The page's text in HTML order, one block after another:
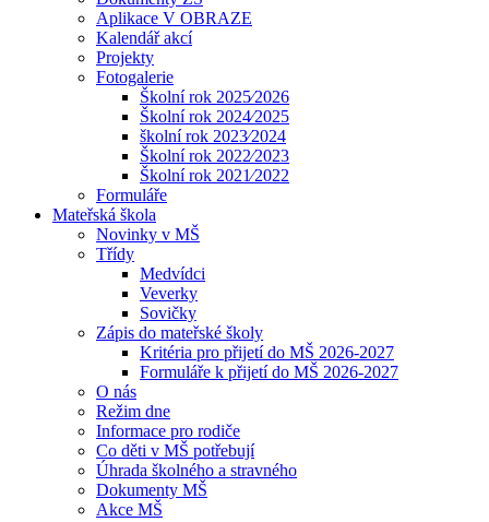
Aplikace V OBRAZE
Kalendář akcí
Projekty
Fotogalerie
Školní rok 2025⁄2026
Školní rok 2024⁄2025
školní rok 2023⁄2024
Školní rok 2022⁄2023
Školní rok 2021⁄2022
Formuláře
Mateřská škola
Novinky v MŠ
Třídy
Medvídci
Veverky
Sovičky
Zápis do mateřské školy
Kritéria pro přijetí do MŠ 2026-2027
Formuláře k přijetí do MŠ 2026-2027
O nás
Režim dne
Informace pro rodiče
Co děti v MŠ potřebují
Úhrada školného a stravného
Dokumenty MŠ
Akce MŠ